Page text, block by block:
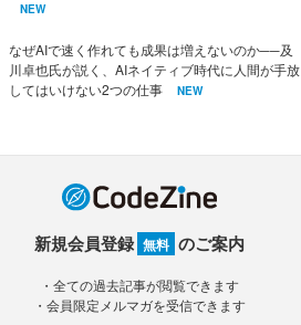
NEW
なぜAIで速く作れても成果は増えないのか──及
川卓也氏が説く、AIネイティブ時代に人間が手放
してはいけない2つの仕事
NEW
新規会員登録 無料 のご案内
・全ての過去記事が閲覧できます
・会員限定メルマガを受信できます